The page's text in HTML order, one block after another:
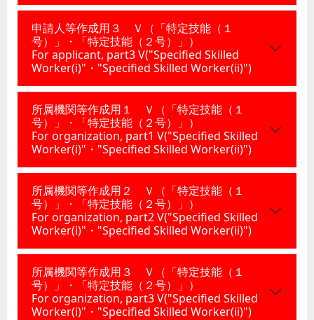
申請人等作成用３ Ｖ（「特定技能（１
号）」・「特定技能（２号）」）
For applicant, part3 V("Specified Skilled
Worker(i)"・"Specified Skilled Worker(ii)")
所属機関等作成用１ Ｖ（「特定技能（１
号）」・「特定技能（２号）」）
For organization, part1 V("Specified Skilled
Worker(i)"・"Specified Skilled Worker(ii)")
所属機関等作成用２ Ｖ（「特定技能（１
号）」・「特定技能（２号）」）
For organization, part2 V("Specified Skilled
Worker(i)"・"Specified Skilled Worker(ii)")
所属機関等作成用３ Ｖ（「特定技能（１
号）」・「特定技能（２号）」）
For organization, part3 V("Specified Skilled
Worker(i)"・"Specified Skilled Worker(ii)")